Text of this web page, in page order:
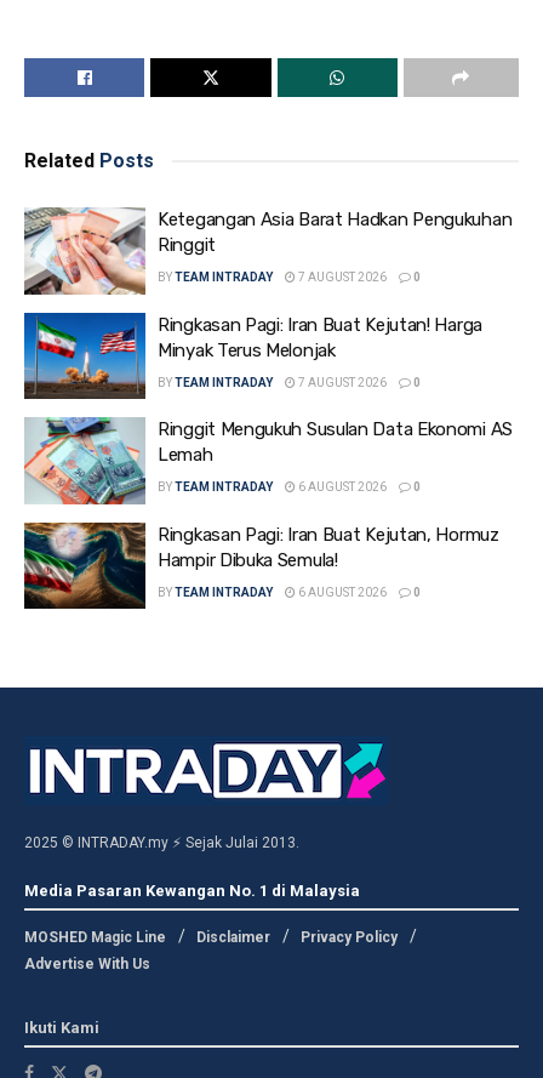
Related Posts
Ketegangan Asia Barat Hadkan Pengukuhan
Ringgit
BYTEAM INTRADAY 7 AUGUST 2026 0
Ringkasan Pagi: Iran Buat Kejutan! Harga
Minyak Terus Melonjak
BYTEAM INTRADAY 7 AUGUST 2026 0
Ringgit Mengukuh Susulan Data Ekonomi AS
Lemah
BYTEAM INTRADAY 6 AUGUST 2026 0
Ringkasan Pagi: Iran Buat Kejutan, Hormuz
Hampir Dibuka Semula!
BYTEAM INTRADAY 6 AUGUST 2026 0
2025 © INTRADAY.my ⚡ Sejak Julai 2013.
Media Pasaran Kewangan No. 1 di Malaysia
MOSHED Magic Line Disclaimer
Privacy Policy
Advertise With Us
Ikuti Kami